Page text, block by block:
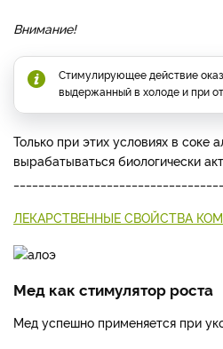
Внимание!
Стимулирующее действие
выдержанный в холоде и при
Только при этих условиях в соке
вырабатываться биологически
ЛЕКАРСТВЕННЫЕ СВОЙСТВА
Мед как стимулятор роста
Мед успешно применяется при